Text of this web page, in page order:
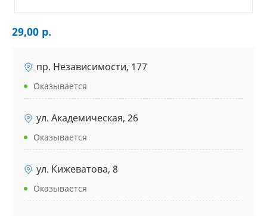
29,00 р.
пр. Независимости, 177
Оказывается
ул. Академическая, 26
Оказывается
ул. Кижеватова, 8
Оказывается